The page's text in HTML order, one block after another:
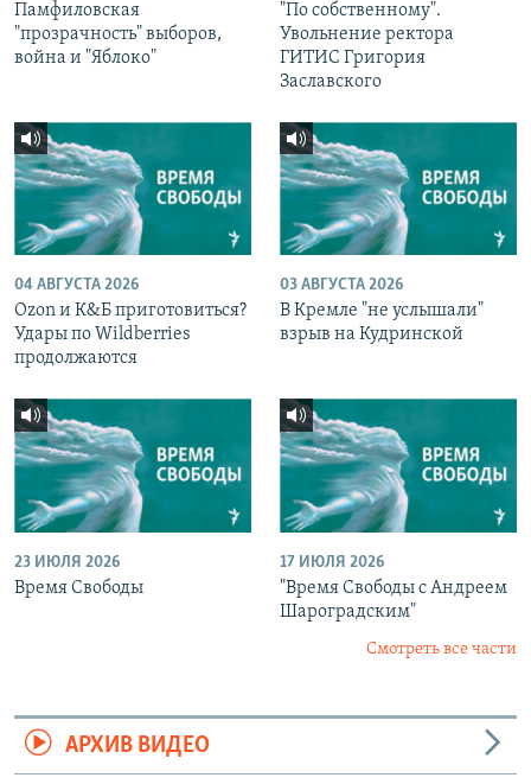
Памфиловская
"прозрачность" выборов,
война и "Яблоко"
"По собственному".
Увольнение ректора
ГИТИС Григория
Заславского
04 АВГУСТА 2026
Ozon и К&Б приготовиться?
Удары по Wildberries
продолжаются
03 АВГУСТА 2026
В Кремле "не услышали"
взрыв на Кудринской
23 ИЮЛЯ 2026
Время Свободы
17 ИЮЛЯ 2026
"Время Свободы с Андреем
Шароградским"
Смотреть все части
АРХИВ ВИДЕО